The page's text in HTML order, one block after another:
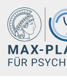
Hauptinhalt